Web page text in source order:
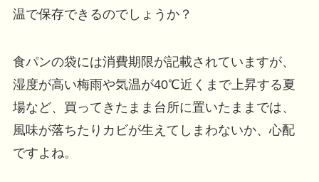
温で保存できるのでしょうか？
食パンの袋には消費期限が記載されていますが、
湿度が高い梅雨や気温が40℃近くまで上昇する夏
場など、買ってきたまま台所に置いたままでは、
風味が落ちたりカビが生えてしまわないか、心配
ですよね。